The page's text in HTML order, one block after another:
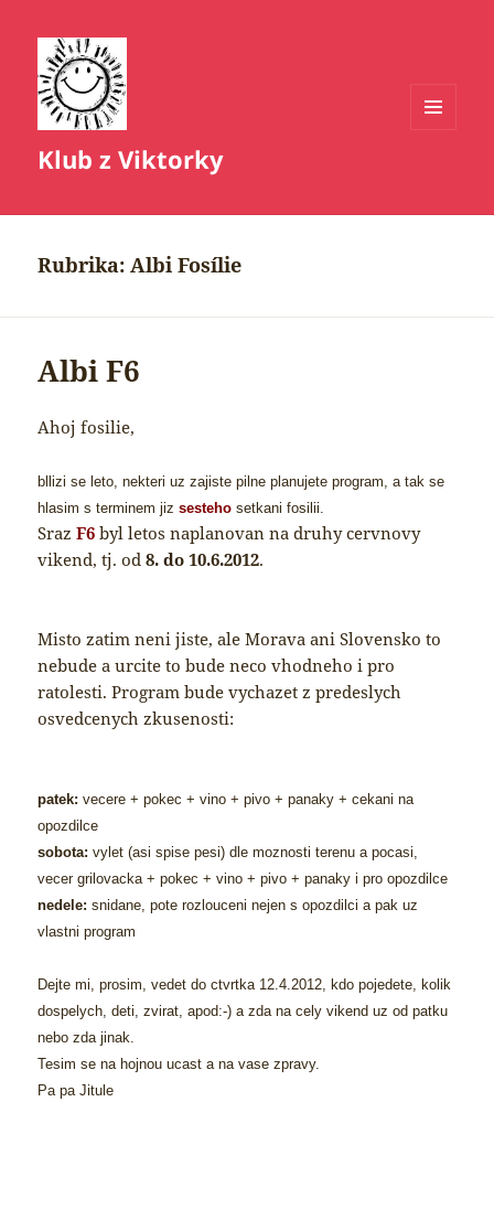
Klub z Viktorky
Rubrika:Albi Fosílie
Albi F6
Ahoj fosilie,
bllizi se leto, nekteri uz zajiste pilne planujete program, a tak se
hlasim s terminem jiz sesteho setkani fosilii.
SrazF6 byl letos naplanovan na druhy cervnovy
vikend, tj. od 8. do 10.6.2012.
Misto zatim neni jiste, ale Morava ani Slovensko to
nebude a urcite to bude neco vhodneho i pro
ratolesti. Program bude vychazet z predeslych
osvedcenych zkusenosti:
patek: vecere + pokec + vino + pivo + panaky + cekani na
opozdilce
sobota: vylet (asi spise pesi) dle moznosti terenu a pocasi,
vecer grilovacka + pokec + vino + pivo + panaky i pro opozdilce
nedele: snidane, pote rozlouceni nejen s opozdilci a pak uz
vlastni program
Dejte mi, prosim, vedet do ctvrtka 12.4.2012, kdo pojedete, kolik
dospelych, deti, zvirat, apod:-) a zda na cely vikend uz od patku
nebo zda jinak.
Tesim se na hojnou ucast a na vase zpravy.
Pa pa Jitule